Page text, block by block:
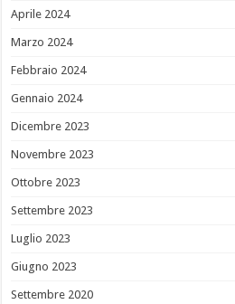
Aprile 2024
Marzo 2024
Febbraio 2024
Gennaio 2024
Dicembre 2023
Novembre 2023
Ottobre 2023
Settembre 2023
Luglio 2023
Giugno 2023
Settembre 2020